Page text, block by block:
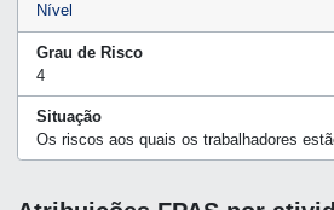
Nível
Grau de Risco
4
Situação
Os riscos aos quais os trabalhadores